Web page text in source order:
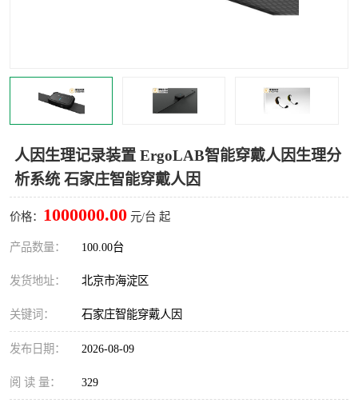
人因生理记录装置 ErgoLAB智能穿戴人因生理分
析系统 石家庄智能穿戴人因
价格： 1000000.00 元/台 起
产品数量： 100.00台
发货地址： 北京市海淀区
关键词： 石家庄智能穿戴人因
发布日期： 2026-08-09
阅 读 量： 329